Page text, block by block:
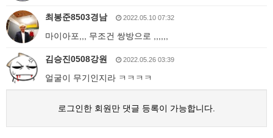
최봉준8503경남 2022.05.10 07:32
마이아포,,, 무조건 쌍방으로 ,,,,,,
김승진0508강원 2022.05.26 03:39
얼굴이 무기인지라 ㅋㅋㅋㅋ
로그인한 회원만 댓글 등록이 가능합니다.